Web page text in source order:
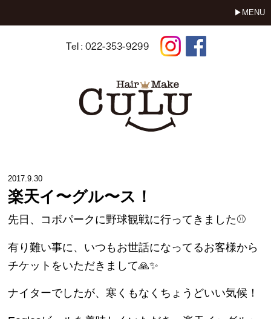
MENU
2017.9.30
楽天イ〜グル〜ス！
先日、コボパークに野球観戦に行ってきました⚾️
有り難い事に、いつもお世話になってるお客様から
チケットをいただきまして🙏✨
ナイターでしたが、寒くもなくちょうどいい気候！